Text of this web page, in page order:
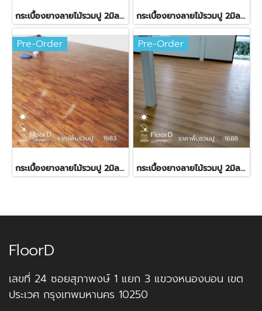
กระเบื้องยางลายไม้รวมปู 2มิล Starflex-1819 ราคา 380 บาท กระเบื้องยางลายไม้รวมปู 2มิล Starflex-1221 Desire ราคา360บาท
Pre-Order
กระเบื้องยางลายไม้รวมปู 2มิล Starflex-1683 ราคา 380 บาท
Pre-Order
กระเบื้องยางลายไม้รวมปู 2มิล Starflex-1688 ราคา 380 บาท
FloorD
เลขที่ 24 ซอยสุภาพงษ์ 1 แยก 3 แขวงหนองบอน เขต
ประเวศ กรุงเทพมหานคร 10250